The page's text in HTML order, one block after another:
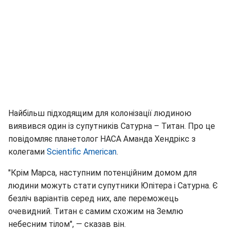
Найбільш підходящим для колонізації людиною
виявився один із супутників Сатурна – Титан. Про це
повідомляє планетолог НАСА Аманда Хендрікс з
колегами Scientific American.
"Крім Марса, наступним потенційним домом для
людини можуть стати супутники Юпітера і Сатурна. Є
безліч варіантів серед них, але переможець
очевидний. Титан є самим схожим на Землю
небесним тілом", — сказав він.